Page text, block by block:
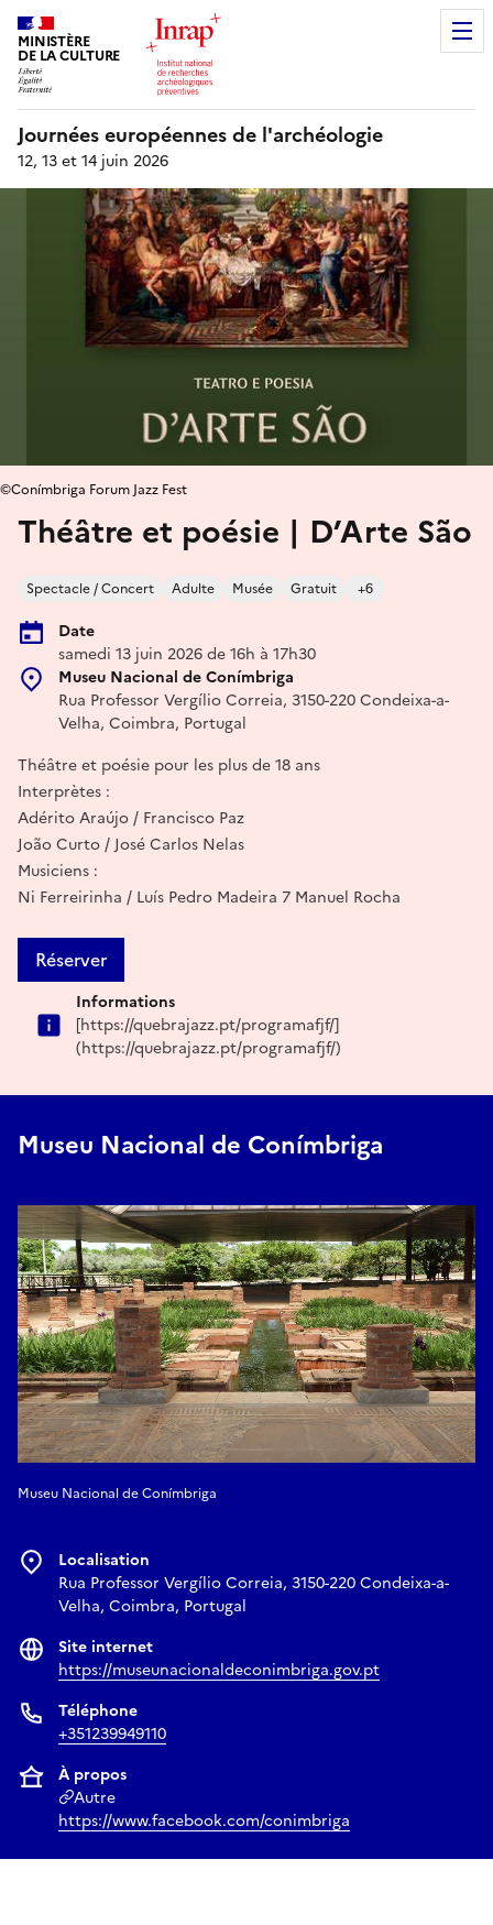
MINISTÈRE
DE LA CULTURE
Journées européennes de l'archéologie
12, 13 et 14 juin 2026
Théâtre et poésie | D’Arte São
Spectacle / Concert Adulte Musée Gratuit +6
Date
samedi 13 juin 2026 de 16h à 17h30
Museu Nacional de Conímbriga
Rua Professor Vergílio Correia, 3150-220 Condeixa-a-
Velha, Coimbra, Portugal
©Conímbriga Forum Jazz Fest
Théâtre et poésie pour les plus de 18 ans
Interprètes :
Adérito Araújo / Francisco Paz
João Curto / José Carlos Nelas
Musiciens :
Ni Ferreirinha / Luís Pedro Madeira 7 Manuel Rocha
Réserver
Informations
[https://quebrajazz.pt/programafjf/]
(https://quebrajazz.pt/programafjf/)
Museu Nacional de Conímbriga
Museu Nacional de Conímbriga
Localisation
Rua Professor Vergílio Correia, 3150-220 Condeixa-a-
Velha, Coimbra, Portugal
Site internet
https://museunacionaldeconimbriga.gov.pt
Téléphone
+351239949110
À propos
Autre
https://www.facebook.com/conimbriga